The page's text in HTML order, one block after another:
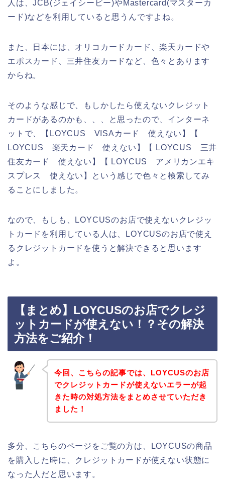
人は、JCB(ジェイシービー)やMastercard(マスターカ
ード)などを利用していると思うんですよね。
また、日本には、オリコカードカード、楽天カードや
エポスカード、三井住友カードなど、色々とあります
からね。
そのような感じで、もしかしたら使えないクレジット
カードがあるのかも、、、と思ったので、インターネ
ットで、【LOYCUS VISAカード 使えない】【
LOYCUS 楽天カード 使えない】【 LOYCUS 三井
住友カード 使えない】【 LOYCUS アメリカンエキ
スプレス 使えない】という感じで色々と検索してみ
ることにしました。
なので、もしも、LOYCUSのお店で使えないクレジッ
トカードを利用している人は、LOYCUSのお店で使え
るクレジットカードを使うと解決できると思います
よ。
【まとめ】LOYCUSのお店でクレジ
ットカードが使えない！？その解決
方法をご紹介！
今回、こちらの記事では、LOYCUSのお店
でクレジットカードが使えないエラーが起
きた時の対処方法をまとめさせていただき
ました！
多分、こちらのページをご覧の方は、LOYCUSの商品
を購入した時に、クレジットカードが使えない状態に
なった人だと思います。